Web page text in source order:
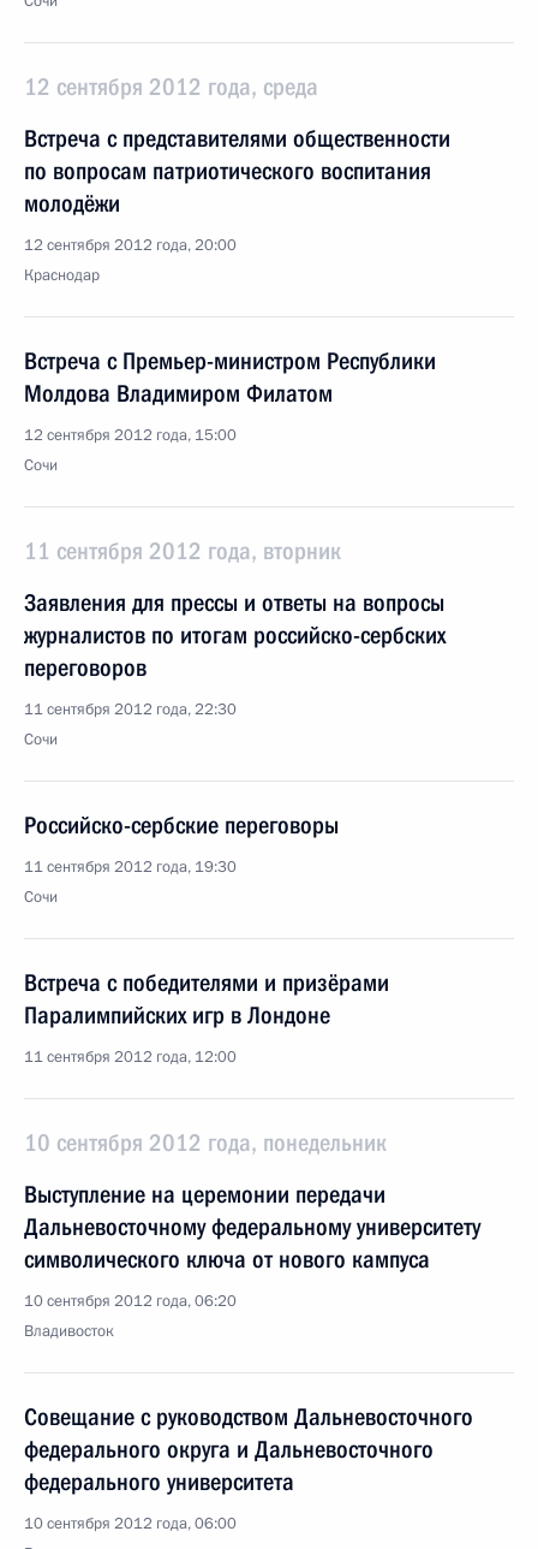
12 сентября 2012 года, среда
Встреча с представителями общественности
по вопросам патриотического воспитания
молодёжи
12 сентября 2012 года, 20:00
Краснодар
Встреча с Премьер-министром Республики
Молдова Владимиром Филатом
12 сентября 2012 года, 15:00
Сочи
11 сентября 2012 года, вторник
Заявления для прессы и ответы на вопросы
журналистов по итогам российско-сербских
переговоров
11 сентября 2012 года, 22:30
Сочи
Российско-сербские переговоры
11 сентября 2012 года, 19:30
Сочи
Встреча с победителями и призёрами
Паралимпийских игр в Лондоне
11 сентября 2012 года, 12:00
10 сентября 2012 года, понедельник
Выступление на церемонии передачи
Дальневосточному федеральному университету
символического ключа от нового кампуса
10 сентября 2012 года, 06:20
Владивосток
Совещание с руководством Дальневосточного
федерального округа и Дальневосточного
федерального университета
10 сентября 2012 года, 06:00